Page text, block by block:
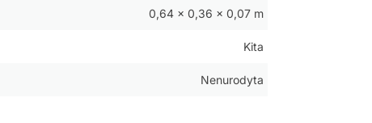
0,64 × 0,36 × 0,07 m
Kita
Nenurodyta